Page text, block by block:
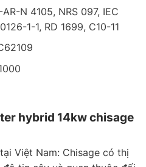
N 4105, NRS 097, IEC
1-1, RD 1699, C10-11
hybrid 14kw chisage
Việt Nam: Chisage có thị